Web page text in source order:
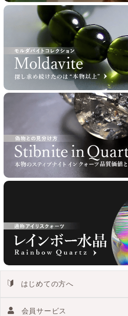
はじめての方へ
会員サービス